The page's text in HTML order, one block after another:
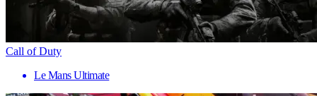
Call of Duty
Le Mans Ultimate